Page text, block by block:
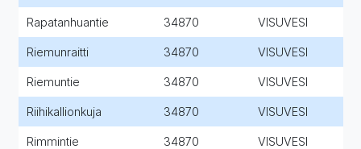
Rapatanhuantie 34870 VISUVESI
Riemunraitti 34870 VISUVESI
Riemuntie 34870 VISUVESI
Riihikallionkuja 34870 VISUVESI
Rimmintie 34870 VISUVESI